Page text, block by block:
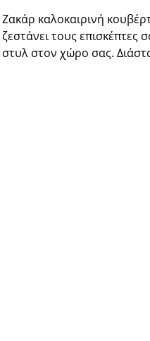
Ζακάρ καλοκαιρινή
ζεστάνει τους επισκέπτες
στυλ στον χώρο σας.